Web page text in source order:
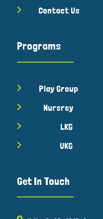
 Contact Us
Programs
 Play Group
 Nursrey
 LKG
 UKG
Get In Touch